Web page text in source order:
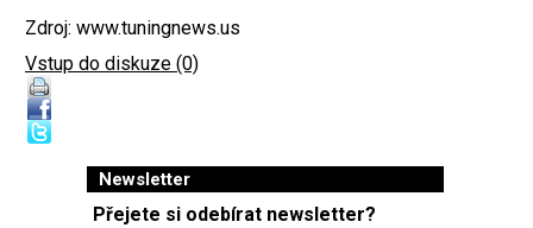
Zdroj: www.tuningnews.us
Vstup do diskuze (0)
Newsletter
Přejete si odebírat newsletter?